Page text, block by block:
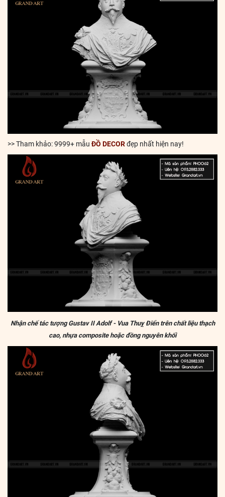
>> Tham khảo: 9999+ mẫuĐỒ DECORđẹp nhất hiện nay!
Nhận chế tác tượng Gustav II Adolf - Vua Thuỵ Điển trên chất liệu thạch
cao, nhựa composite hoặc đồng nguyên khối